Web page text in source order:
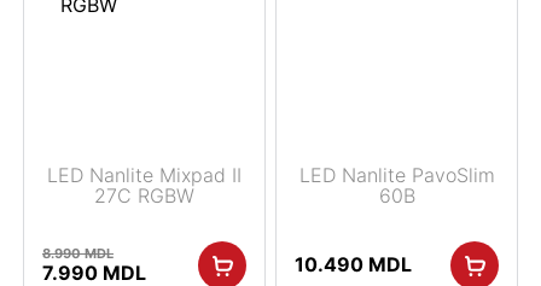
LED Nanlite Mixpad II
27C RGBW
8.990MDL
Первоначальная
7.990 MDL Текущая
LED Nanlite PavoSlim
60B
10.490 MDL